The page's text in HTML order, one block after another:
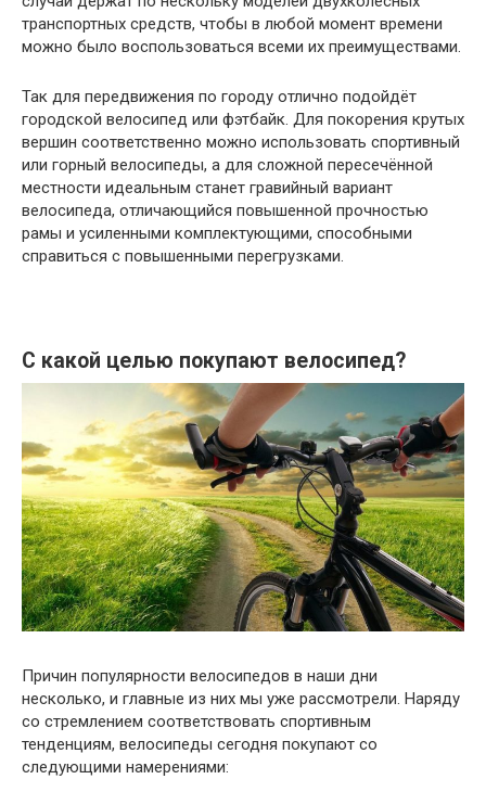
транспортных средств, чтобы в любой момент времени
можно было воспользоваться всеми их преимуществами.
Так для передвижения по городу отлично подойдёт
городской велосипед или фэтбайк. Для покорения крутых
вершин соответственно можно использовать спортивный
или горный велосипеды, а для сложной пересечённой
местности идеальным станет гравийный вариант
велосипеда, отличающийся повышенной прочностью
рамы и усиленными комплектующими, способными
справиться с повышенными перегрузками.
С какой целью покупают велосипед?
Причин популярности велосипедов в наши дни
несколько, и главные из них мы уже рассмотрели. Наряду
со стремлением соответствовать спортивным
тенденциям, велосипеды сегодня покупают со
следующими намерениями: